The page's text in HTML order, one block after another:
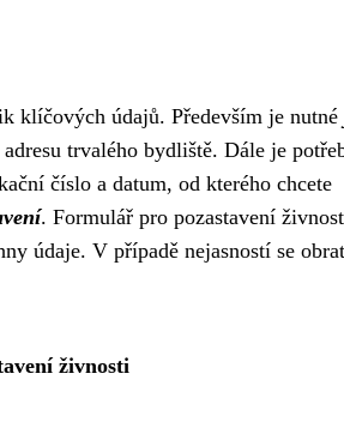
klíčových údajů. Především je nutné
trvalého bydliště. Dále je
číslo a datum, od kterého chcete
. Formulář pro pozastavení
údaje. V případě nejasností se
živnosti